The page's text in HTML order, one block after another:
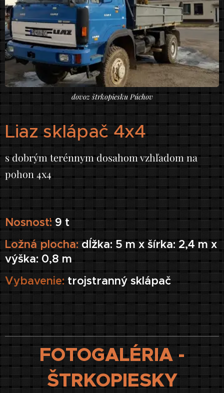
dovoz štrkopiesku Púchov
Liaz sklápač 4x4
s dobrým terénnym dosahom vzhľadom na
pohon 4x4
Nosnosť: 9 t
Ložná plocha: dĺžka: 5 m x šírka: 2,4 m x
výška: 0,8 m
Vybavenie: trojstranný sklápač
FOTOGALÉRIA -
ŠTRKOPIESKY